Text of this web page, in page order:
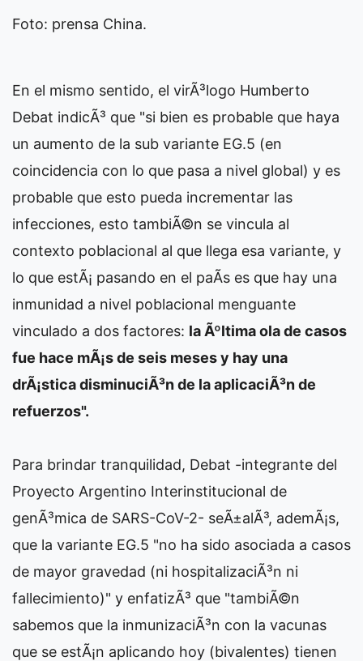
Foto: prensa China.
En el mismo sentido, el virÃ³logo Humberto
Debat indicÃ³ que "si bien es probable que haya
un aumento de la sub variante EG.5 (en
coincidencia con lo que pasa a nivel global) y es
probable que esto pueda incrementar las
infecciones, esto tambiÃ©n se vincula al
contexto poblacional al que llega esa variante, y
lo que estÃ¡ pasando en el paÃ­s es que hay una
inmunidad a nivel poblacional menguante
vinculado a dos factores: la Ãºltima ola de casos
fue hace mÃ¡s de seis meses y hay una
drÃ¡stica disminuciÃ³n de la aplicaciÃ³n de
refuerzos".
Para brindar tranquilidad, Debat -integrante del
Proyecto Argentino Interinstitucional de
genÃ³mica de SARS-CoV-2- seÃ±alÃ³, ademÃ¡s,
que la variante EG.5 "no ha sido asociada a casos
de mayor gravedad (ni hospitalizaciÃ³n ni
fallecimiento)" y enfatizÃ³ que "tambiÃ©n
sabemos que la inmunizaciÃ³n con la vacunas
que se estÃ¡n aplicando hoy (bivalentes) tienen